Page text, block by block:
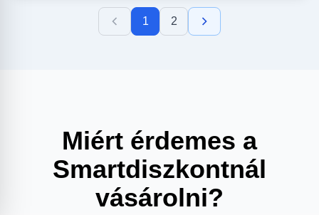
1 2
Miért érdemes a
Smartdiszkontnál
vásárolni?